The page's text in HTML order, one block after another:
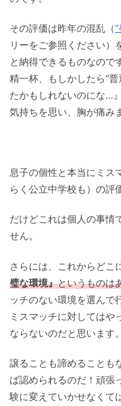
その評価は昨年の混乱（
リーをご参照ください）
と納得できるものなので
精一杯、もしかしたら“
たかもしれないのにな…
気持ちを思い、胸が痛み
息子の個性と本当にミス
らく公立中学校も）の評
だけどこれは個人の事情
せん。
さらには、これからどこ
璧な環境』というものは
ッチのない環境を選んで
ミスマッチに対してはや
ならないのだと思います。
譲ることも諦めることも
ば認められるのだ！頑張
験に変えていかせなくて